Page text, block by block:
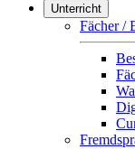
Unterricht
Fächer /